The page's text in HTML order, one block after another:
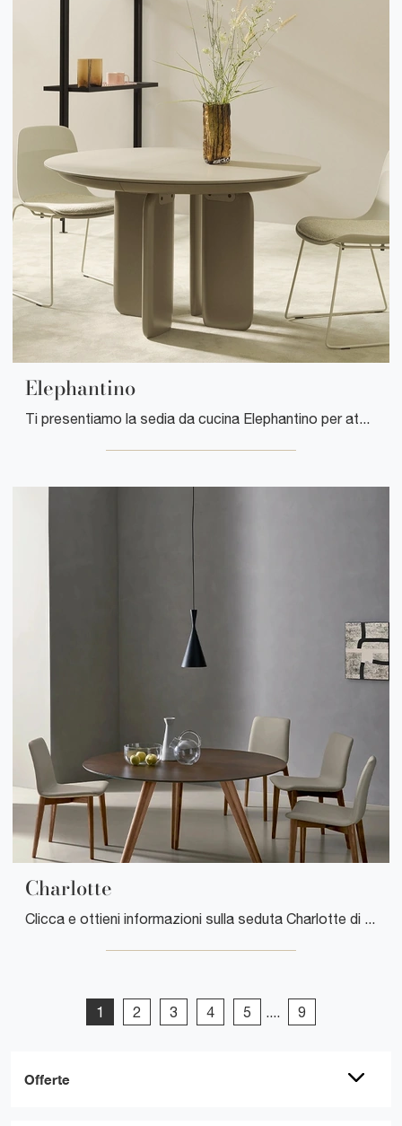
Offerte
Elephantino
Ti presentiamo la sedia da cucina Elephantino per atmosfere moderne, tra le più originali Sedie impilabili di Kristalia.
Charlotte
Clicca e ottieni informazioni sulla seduta Charlotte di Sangiacomo in ecopelle: le più originali Sedie fisse moderne ti attendono.
1 2 3 4 5 .... 9